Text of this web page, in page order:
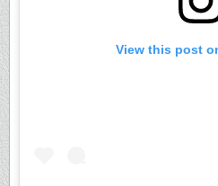
View this post